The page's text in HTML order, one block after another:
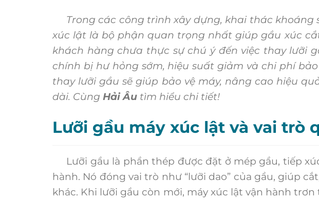
Trong các công trình xây dựng, khai thác khoáng
xúc lật là bộ phận quan trọng nhất giúp gầu xúc
khách hàng chưa thực sự chú ý đến việc thay lưỡi
chính bị hư hỏng sớm, hiệu suất giảm và chi phí
thay lưỡi gầu sẽ giúp bảo vệ máy, nâng cao hiệu
dài. Cùng Hải Âu tìm hiểu chi tiết!
Lưỡi gầu máy xúc lật và vai trò
Lưỡi gầu là phần thép được đặt ở mép gầu, tiếp
hành. Nó đóng vai trò như “lưỡi dao” của gầu, giúp
khác. Khi lưỡi gầu còn mới, máy xúc lật vận hành